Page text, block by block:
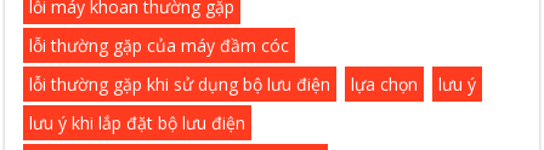
lỗi máy khoan thường gặp
lỗi thường gặp của máy đầm cóc
lỗi thường gặp khi sử dụng bộ lưu điện
lựa chọn
lưu ý
lưu ý khi lắp đặt bộ lưu điện